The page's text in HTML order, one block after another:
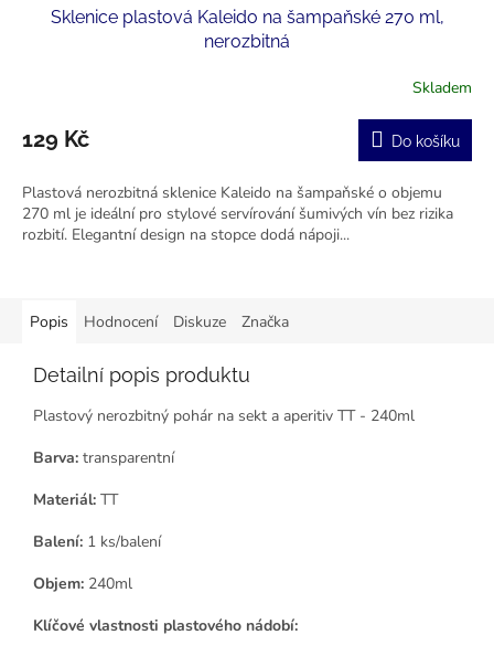
Sklenice plastová Kaleido na šampaňské 270 ml,
nerozbitná
Skladem
129 Kč Do košíku
Plastová nerozbitná sklenice Kaleido na šampaňské o objemu
270 ml je ideální pro stylové servírování šumivých vín bez rizika
rozbití. Elegantní design na stopce dodá nápoji...
Popis Hodnocení Diskuze Značka
Detailní popis produktu
Plastový nerozbitný pohár na sekt a aperitiv TT - 240ml
Barva: transparentní
Materiál: TT
Balení: 1 ks/balení
Objem: 240ml
Klíčové vlastnosti plastového nádobí: